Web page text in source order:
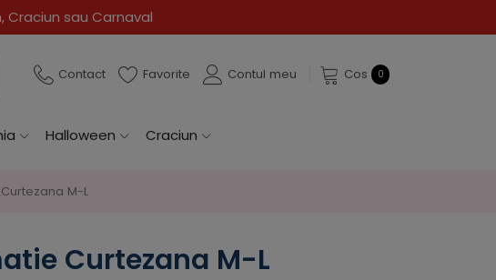
sau Carnaval
Contact Favorite Contul meu Cos 0
Halloween Craciun
M-L
Curtezana M-L